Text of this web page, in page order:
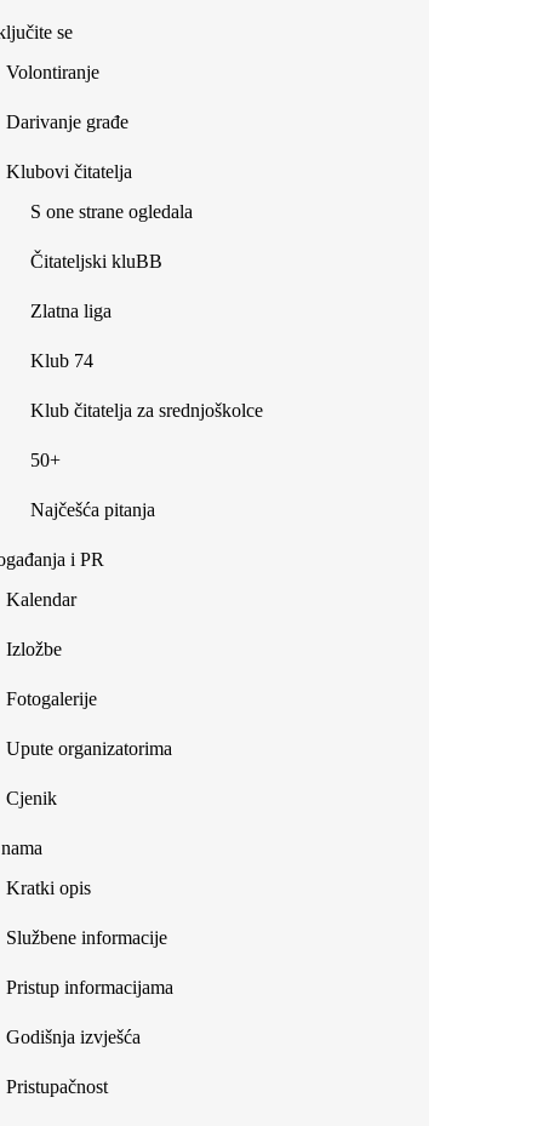
se
Volontiranje
Darivanje građe
Klubovi čitatelja
S one strane ogledala
Čitateljski kluBB
Zlatna liga
Klub 74
Klub čitatelja za srednjoškolce
50+
Najčešća pitanja
i PR
Kalendar
Izložbe
Fotogalerije
Upute organizatorima
Cjenik
Kratki opis
Službene informacije
Pristup informacijama
Godišnja izvješća
Pristupačnost